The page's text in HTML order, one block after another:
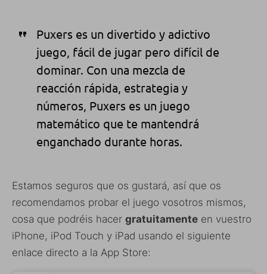
Puxers es un divertido y adictivo
juego , fácil de jugar pero difícil de
dominar. Con una mezcla de
reacción rápida, estrategia y
números Puxers es un juego
matemático que te mantendrá
enganchado durante horas.
Estamos seguros que os gustará, así que os
recomendamos probar el juego vosotros mismos,
cosa que podréis hacer gratuitamente en vuestro
iPhone, iPod Touch y iPad usando el siguiente
enlace directo a la App Store: